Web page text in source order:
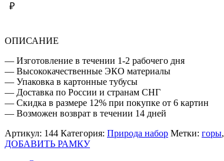
₽
ОПИСАНИЕ
— Изготовление в течении 1-2 рабочего дня
— Высококачественные ЭКО материалы
— Упаковка в картонные тубусы
— Доставка по России и странам СНГ
— Скидка в размере 12% при покупке от 6 картин
— Возможен возврат в течении 14 дней
Артикул: 144 Категория: Природа набор Метки: горы,
ДОБАВИТЬ РАМКУ